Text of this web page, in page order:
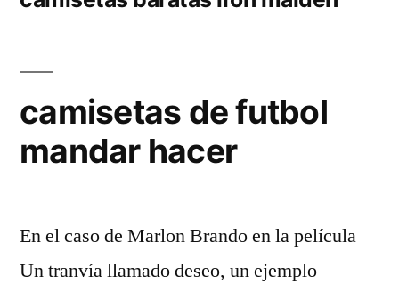
camisetas de futbol
mandar hacer
En el caso de Marlon Brando en la película
Un tranvía llamado deseo, un ejemplo